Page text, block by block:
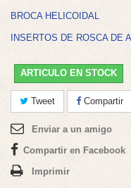
BROCA HELICOIDAL
INSERTOS DE ROSCA DE
ARTICULO EN STOCK
Tweet Compartir
Enviar a un amigo
Compartir en Facebook
Imprimir